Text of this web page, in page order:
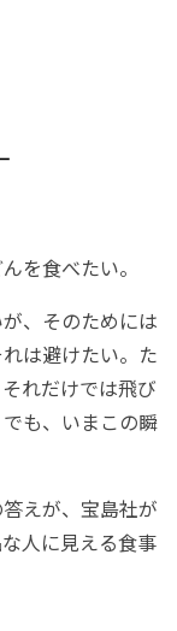
を食べたい。
、そのためには
は避けたい。た
れだけでは飛び
も、いまこの瞬
えが、宝島社が
人に見える食事